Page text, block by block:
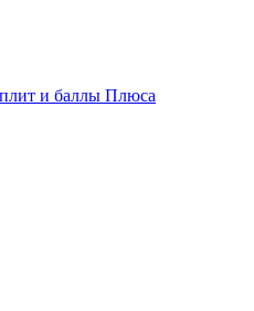
и баллы Плюса